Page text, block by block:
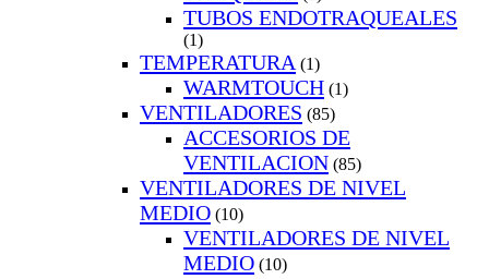
TUBOS ENDOTRAQUEALES
(1)
TEMPERATURA (1)
WARMTOUCH (1)
VENTILADORES (85)
ACCESORIOS DE
VENTILACION (85)
VENTILADORES DE NIVEL
MEDIO (10)
VENTILADORES DE NIVEL
MEDIO (10)